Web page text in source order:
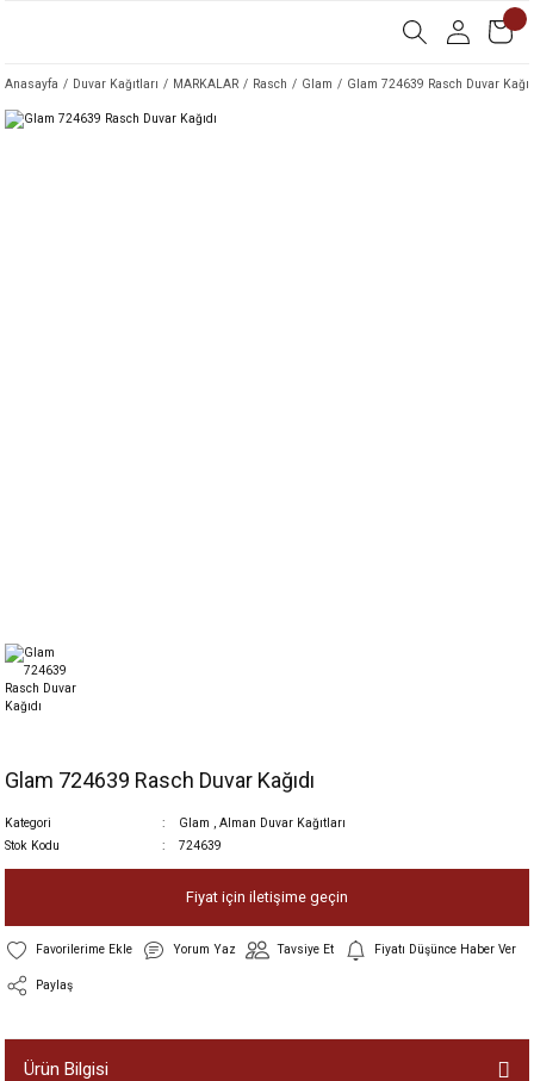
Anasayfa Duvar Kağıtları MARKALAR Rasch Glam Glam 724639 Rasch Duvar
Glam 724639 Rasch Duvar Kağıdı
Kategori Glam
Alman Duvar Kağıtları
Stok Kodu
724639
Fiyat için iletişime geçin
Yorum Yaz Tavsiye Et Fiyatı Düşünce Haber Ver
Paylaş
Ürün Bilgisi